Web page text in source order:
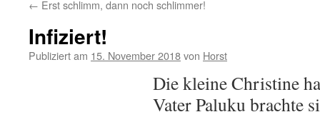
← Erst schlimm, dann noch schlimmer!
Infiziert!
Publiziert am 15. November 2018von Horst
Die kleine Christine
Vater Paluku brachte